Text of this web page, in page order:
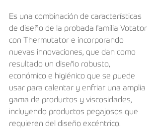
Es una combinación de características
de diseño de la probada familia Votator
con Thermutator e incorporando
nuevas innovaciones, que dan como
resultado un diseño robusto,
económico e higiénico que se puede
usar para calentar y enfriar una amplia
gama de productos y viscosidades,
incluyendo productos pegajosos que
requieren del diseño excéntrico.